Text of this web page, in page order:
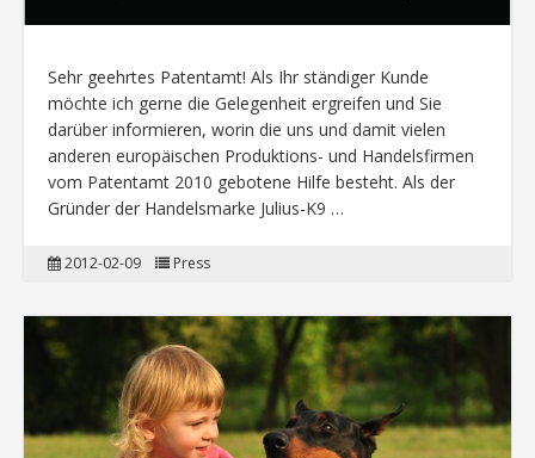
Sehr geehrtes Patentamt! Als Ihr ständiger Kunde
möchte ich gerne die Gelegenheit ergreifen und Sie
darüber informieren, worin die uns und damit vielen
anderen europäischen Produktions- und Handelsfirmen
vom Patentamt 2010 gebotene Hilfe besteht. Als der
Gründer der Handelsmarke Julius-K9 …
2012-02-09 Press